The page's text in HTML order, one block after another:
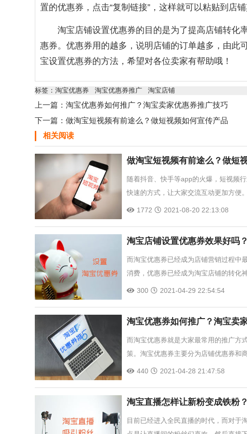
置的优惠券，点击“复制链接”，这样就可以粘贴到店
淘宝店铺设置优惠券的目的是为了提高店铺转化
惠券。优惠券用的越多，说明店铺的订单越多，由此
宝设置优惠券的方法，希望对各位卖家有帮助哦！
标签： 淘宝优惠券 淘宝优惠券推广 淘宝店铺
上一篇： 淘宝优惠券如何推广？淘宝卖家优惠券推广技巧
下一篇： 做淘宝短视频有前途么？做短视频如何宣传产品
相关阅读
做淘宝短视频有前途么？做短
随着抖音、快手等app的火爆，短视频
快速的方式，让大家交流互动更加方便
1772 2021-08-20 22:13:08
淘宝店铺设置优惠券效果好吗
而淘宝优惠券已经成为店铺营销过程中
消费，优惠券已经成为淘宝店铺的转化
300 2021-04-29 22:54:54
淘宝优惠券如何推广？淘宝卖
而淘宝优惠券就是大家最常用的推广方
策。淘宝优惠券主要分为店铺优惠券和
440 2021-04-28 21:47:58
淘宝直播怎样让新粉变成铁粉
目前已经进入全民直播的时代，而对于